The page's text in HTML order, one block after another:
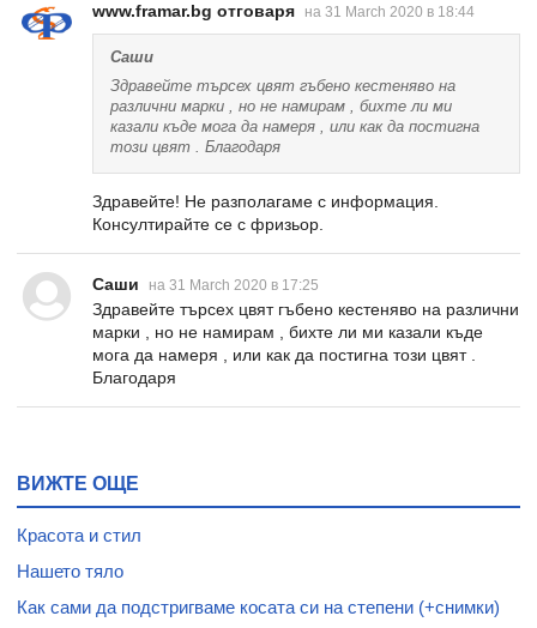
www.framar.bg отговаря на 31 March 2020 в 18:44
Саши
Здравейте търсех цвят гъбено кестеняво на
различни марки , но не намирам , бихте ли ми
казали къде мога да намеря , или как да постигна
този цвят . Благодаря
Здравейте! Не разполагаме с информация.
Консултирайте се с фризьор.
Саши на 31 March 2020 в 17:25
Здравейте търсех цвят гъбено кестеняво на различни
марки , но не намирам , бихте ли ми казали къде
мога да намеря , или как да постигна този цвят .
Благодаря
ВИЖТЕ ОЩЕ
Красота и стил
Нашето тяло
Как сами да подстригваме косата си на степени (+снимки)